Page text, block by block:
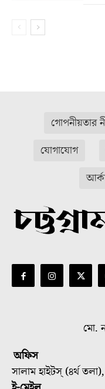
গোপনীয়তার
যোগাযোগ
মো.
অফিস
সালাম হাইটস্ (৪র্থ